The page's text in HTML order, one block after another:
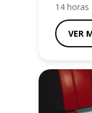
14 horas
VER